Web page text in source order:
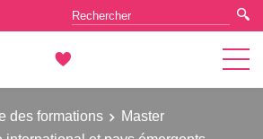
des formations
Master